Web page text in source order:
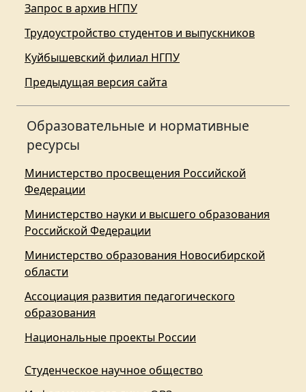
Запрос в архив НГПУ
Трудоустройство студентов и выпускников
Куйбышевский филиал НГПУ
Предыдущая версия сайта
Образовательные и нормативные
ресурсы
Министерство просвещения Российской
Федерации
Министерство науки и высшего образования
Российской Федерации
Министерство образования Новосибирской
области
Ассоциация развития педагогического
образования
Национальные проекты России
Студенческое научное общество